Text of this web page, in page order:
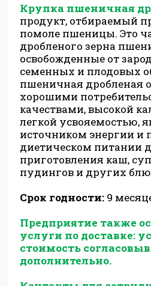
Крупка пшеничная
продукт, отбираемый
помоле пшеницы. Это
дробленого зерна
освобожденные от
семенных и плодовых
пшеничная дробленая
хорошими
качествами, высокой
легкой усвояемостью,
источником энергии и
диетическом питании
приготовления каш,
пудингов и других
Срок годности: 9
Предприятие также
услуги по доставке:
стоимость
дополнительно.